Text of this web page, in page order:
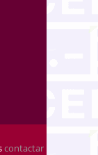
contactar